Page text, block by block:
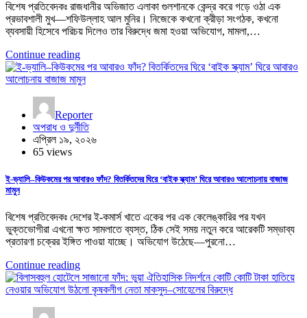
বিশেষ প্রতিবেদকঃ রাজধানীর অভিজাত এলাকা গুলশানকে কেন্দ্র করে গড়ে ওঠা এক
প্রভাবশালী মুখ—শফিউল্লাহ আল মুনির। নিজেকে কখনো ক্রীড়া সংগঠক, কখনো
ব্যবসায়ী হিসেবে পরিচয় দিলেও তার বিরুদ্ধে জমা হওয়া অভিযোগ, মামলা,…
Continue reading
Reporter
অপরাধ ও দুর্নীতি
এপ্রিল ১৯, ২০২৬
65 views
ই-ভ্যালি–কিউকমের পর আবারও ফাঁদ? বিতর্কিতদের ঘিরে ‘বাইক স্ক্যাম’ ঘিরে আবারও আলোচনায় বাজাজ
মামুন
বিশেষ প্রতিবেদকঃ দেশের ই-কমার্স খাতে একের পর এক কেলেঙ্কারির পর যখন
ভুক্তভোগীরা এখনো ক্ষত সামলাতে ব্যস্ত, ঠিক সেই সময় নতুন করে আরেকটি সম্ভাব্য
প্রতারণা চক্রের ইঙ্গিত পাওয়া যাচ্ছে। অভিযোগ উঠেছে—পুরনো…
Continue reading